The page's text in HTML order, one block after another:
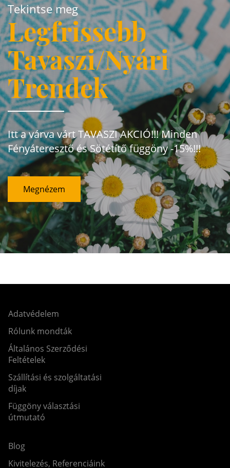
Tekintse meg
Legfrissebb
Tavaszi/Nyári
Trendek
Itt a várva várt TAVASZI AKCIÓ!!! Minden
Fényáteresztő és Sötétítő függöny -15%!!!
Megnézem
Adatvédelem
Rólunk mondták
Általános Szerződési
Feltételek
Szállítási és szolgáltatási
díjak
Függöny választási
útmutató
Blog
Kivitelezés, Referenciáink